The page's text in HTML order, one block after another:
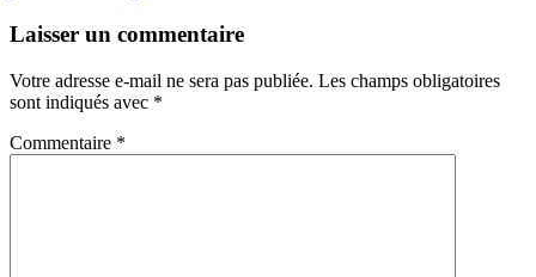
Laisser un commentaire
Votre adresse e-mail ne sera pas publiée. Les champs obligatoires
sont indiqués avec *
Commentaire *